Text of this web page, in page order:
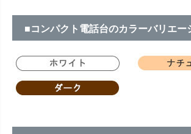
■コンパクト電話台のカラーバリエー